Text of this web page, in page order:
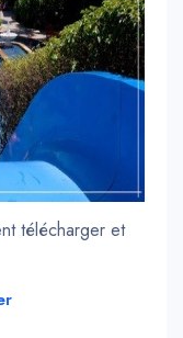
télécharger et